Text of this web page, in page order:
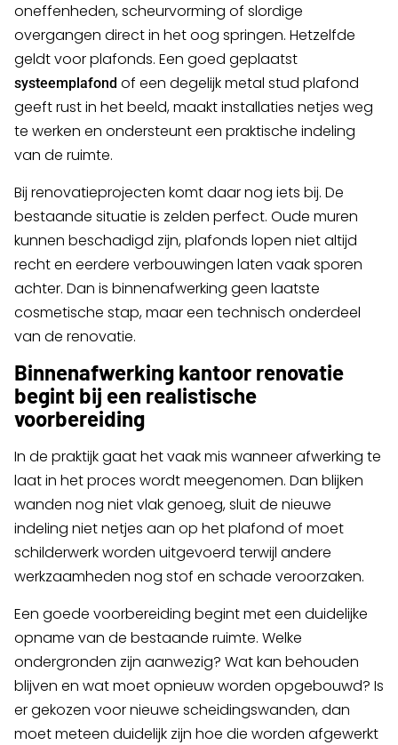
oneffenheden, scheurvorming of slordige
overgangen direct in het oog springen. Hetzelfde
geldt voor plafonds. Een goed geplaatst
systeemplafond of een degelijk metal stud plafond
geeft rust in het beeld, maakt installaties netjes weg
te werken en ondersteunt een praktische indeling
van de ruimte.
Bij renovatieprojecten komt daar nog iets bij. De
bestaande situatie is zelden perfect. Oude muren
kunnen beschadigd zijn, plafonds lopen niet altijd
recht en eerdere verbouwingen laten vaak sporen
achter. Dan is binnenafwerking geen laatste
cosmetische stap, maar een technisch onderdeel
van de renovatie.
Binnenafwerking kantoor renovatie
begint bij een realistische
voorbereiding
In de praktijk gaat het vaak mis wanneer afwerking te
laat in het proces wordt meegenomen. Dan blijken
wanden nog niet vlak genoeg, sluit de nieuwe
indeling niet netjes aan op het plafond of moet
schilderwerk worden uitgevoerd terwijl andere
werkzaamheden nog stof en schade veroorzaken.
Een goede voorbereiding begint met een duidelijke
opname van de bestaande ruimte. Welke
ondergronden zijn aanwezig? Wat kan behouden
blijven en wat moet opnieuw worden opgebouwd? Is
er gekozen voor nieuwe scheidingswanden, dan
moet meteen duidelijk zijn hoe die worden afgewerkt